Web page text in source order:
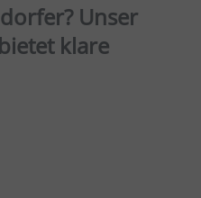
Unser
klare